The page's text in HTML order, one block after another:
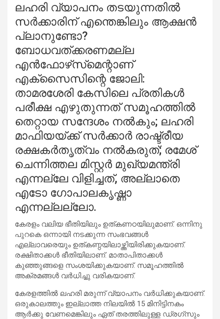
ലഹരി വ്യാപനം തടയുന്നതില്‍
സര്‍ക്കാരിന് എന്തെങ്കിലും ആക്ഷന്‍
പ്ലാനുണ്ടോ?
ബോധവത്ക്കരണമല്ല
എന്‍ഫോഴ്‌സ്‌മെന്റാണ്
എക്‌സൈസിന്റെ ജോലി:
താമരശേരി കേസിലെ പ്രതികള്‍
പരീക്ഷ എഴുതുന്നത് സമൂഹത്തില്‍
തെറ്റായ സന്ദേശം നല്‍കും; ലഹരി
മാഫിയയ്ക്ക് സര്‍ക്കാര്‍ രാഷ്ട്രീയ
രക്ഷകര്‍തൃത്വം നല്‍കരുത്; രമേശ്
ചെന്നിത്തല മിസ്റ്റര്‍ മുഖ്യമന്ത്രി
എന്നല്ലേ വിളിച്ചത്, അല്ലാതെ
എടോ ഗോപാലകൃഷ്ണാ
എന്നല്ലല്ലോ.
കേരളം വലിയ ഭീതിയിലും ഉത്കണഠയിലുമാണ്. ഒന്നിനു
പുറകെ ഒന്നായി നടക്കുന്ന സംഭവങ്ങള്‍
എല്ലാവരെയും ഉത്കണ്ഠയിലാഴ്ത്തിയിരിക്കുകയാണ്.
രക്ഷിതാക്കള്‍ ഭീതിയിലാണ്. മാതാപിതാക്കള്‍
കുഞ്ഞുങ്ങളെ സംശയിക്കുകയാണ്. സമൂഹത്തില്‍
അക്രമങ്ങള്‍ വര്‍ധിച്ചു വരികയാണ്.
കേരളത്തില്‍ ലഹരി മരുന്ന് വ്യാപനം വര്‍ധിക്കുകയാണ്.
ഒരുകാലത്തും ഇല്ലാത്ത നിലയില്‍ 15 മിനിട്ടിനകം
ആര്‍ക്കു വേണമെങ്കിലും ഏത് തരത്തിലുള്ള ഡ്രഗ്‌സും